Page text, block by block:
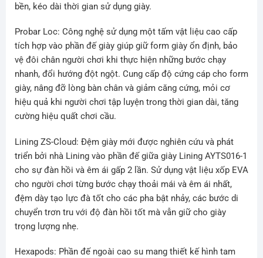
bền, kéo dài thời gian sử dụng giày.
Probar Loc: Công nghệ sử dụng một tấm vật liệu cao cấp
tích hợp vào phần đế giày giúp giữ form giày ổn định, bảo
vệ đôi chân người chơi khi thực hiện những bước chạy
nhanh, đổi hướng đột ngột. Cung cấp độ cứng cáp cho form
giày, nâng đỡ lòng bàn chân và giảm căng cứng, mỏi cơ
hiệu quả khi người chơi tập luyện trong thời gian dài, tăng
cường hiệu quất chơi cầu.
Lining ZS-Cloud: Đệm giày mới được nghiên cứu và phát
triển bởi nhà Lining vào phần đế giữa giày Lining AYTS016-1
cho sự đàn hồi và êm ái gấp 2 lần. Sử dụng vật liệu xốp EVA
cho người chơi từng bước chạy thoải mái và êm ái nhất,
đệm dày tạo lực đà tốt cho các pha bật nhảy, các bước di
chuyển trơn tru với độ đàn hồi tốt mà vẫn giữ cho giày
trọng lượng nhẹ.
Hexapods: Phần đế ngoài cao su mang thiết kế hình tam